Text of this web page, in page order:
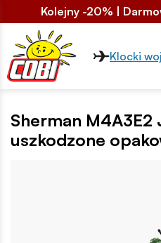
Kolejny -20% |
Klocki
Sherman M4A3E2
uszkodzone